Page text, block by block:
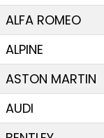
ALFA ROMEO
ALPINE
ASTON MARTIN
AUDI